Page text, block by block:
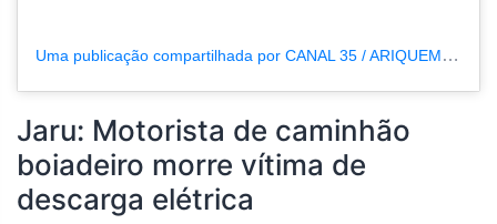
Uma publicação compartilhada por CANAL 35 / ARIQUEMES190 (@tvpcanal35)
Jaru: Motorista de caminhão
boiadeiro morre vítima de
descarga elétrica